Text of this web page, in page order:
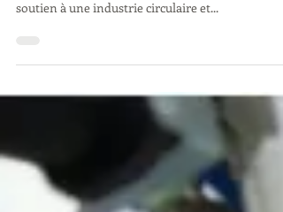
La Région Île-de-France s’engage dans la défense